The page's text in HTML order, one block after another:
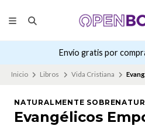
Envío gratis por
Inicio Libros Vida Cristiana
NATURALMENTE
Evangélicos